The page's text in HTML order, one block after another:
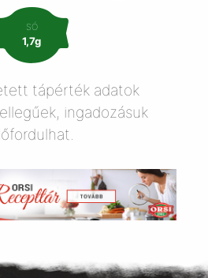
SÓ
1,7g
tápérték adatok
ingadozásuk